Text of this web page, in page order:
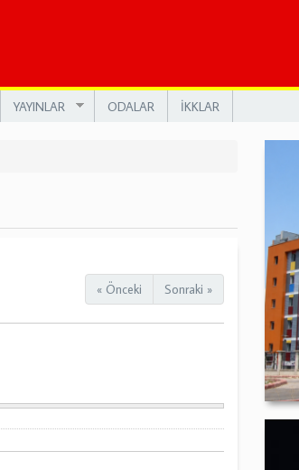
YAYINLAR ODALAR İKKLAR
« Önceki Sonraki »